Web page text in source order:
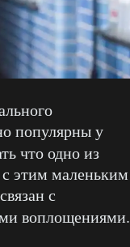
популярны у
что одно из
этим маленьким
с
воплощениями.